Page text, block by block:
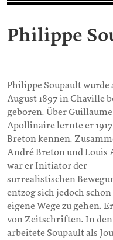
Philippe
Philippe Soupault wurde
August 1897 in Chaville
geboren. Über Guillaume
Apollinaire lernte er
Breton kennen.
André Breton und Louis
war er Initiator der
surrealistischen
entzog sich jedoch
eigene Wege zu gehen.
von Zeitschriften. In
arbeitete Soupault als